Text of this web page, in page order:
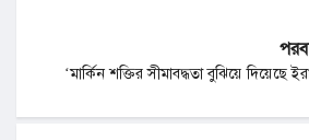
‘মার্কিন শক্তির সীমাবদ্ধতা বুঝিয়ে দিয়েছে